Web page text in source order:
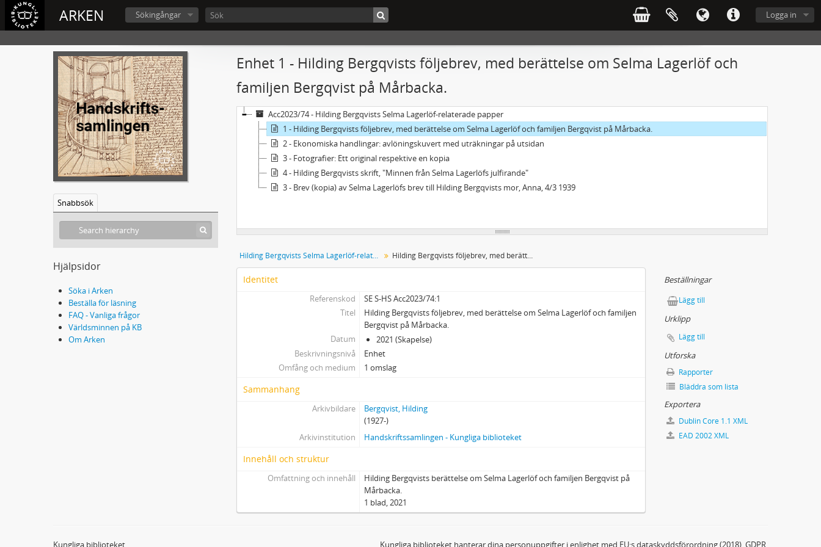
ARKEN Logga in
Sökingångar
Snabbsök
Hjälpsidor
Söka i Arken
Beställa för läsning
FAQ - Vanliga frågor
Världsminnen på KB
Om Arken
Enhet 1 - Hilding Bergqvists följebrev, med berättelse om Selma Lagerlöf och
familjen Bergqvist på Mårbacka.
Acc2023/74 - Hilding Bergqvists Selma Lagerlöf-relaterade papper
1 - Hilding Bergqvists följebrev, med berättelse om Selma Lagerlöf och familjen Bergqvist på Mårbacka.
2 - Ekonomiska handlingar: avlöningskuvert med uträkningar på utsidan
3 - Fotografier: Ett original respektive en kopia
4 - Hilding Bergqvists skrift, "Minnen från Selma Lagerlöfs julfirande"
3 - Brev (kopia) av Selma Lagerlöfs brev till Hilding Bergqvists mor, Anna, 4/3 1939
Hilding Bergqvists Selma Lagerlöf-relaterade papper Hilding Bergqvists följebrev, med berättelse om Selma Lagerlöf och familjen Bergqvist på Mårbacka.
Identitet
Referenskod
SE S-HS Acc2023/74:1
Titel
Hilding Bergqvists följebrev, med berättelse om Selma Lagerlöf och familjen
Bergqvist på Mårbacka.
Datum
2021 (Skapelse)
Beskrivningsnivå
Enhet
Omfång och medium
1 omslag
Sammanhang
Arkivbildare
Bergqvist, Hilding
(1927-)
Arkivinstitution
Handskriftssamlingen - Kungliga biblioteket
Innehåll och struktur
Omfattning och innehåll
Hilding Bergqvists berättelse om Selma Lagerlöf och familjen Bergqvist på
Mårbacka.
1 blad, 2021
Beställningar
Lägg till
Urklipp
Lägg till
Utforska
Rapporter
Bläddra som lista
Exportera
Dublin Core 1.1 XML
EAD 2002 XML
Kungliga biblioteket Kungliga biblioteket hanterar dina personuppgifter i enlighet med EU:s dataskyddsförordning (2018), GDPR.